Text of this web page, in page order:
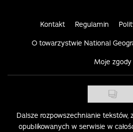
Kontakt Regulamin
O towarzystwie National
Moje zgody
Dalsze rozpowszechnianie tekstów,
opublikowanych w serwisie w